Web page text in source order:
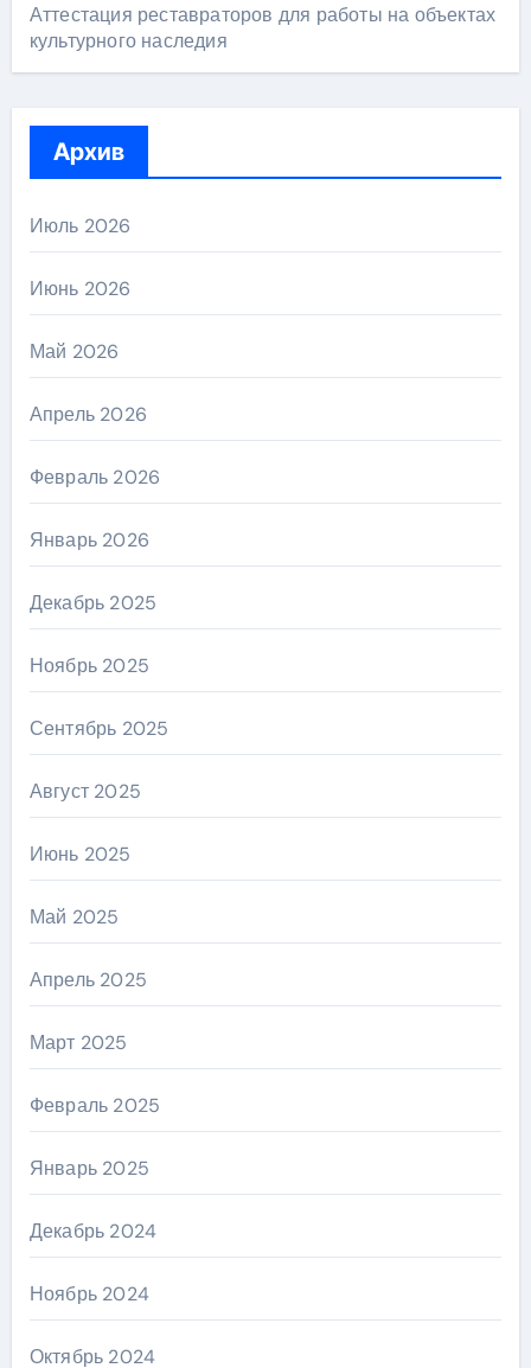
Аттестация реставраторов для работы на объектах
культурного наследия
Архив
Июль 2026
Июнь 2026
Май 2026
Апрель 2026
Февраль 2026
Январь 2026
Декабрь 2025
Ноябрь 2025
Сентябрь 2025
Август 2025
Июнь 2025
Май 2025
Апрель 2025
Март 2025
Февраль 2025
Январь 2025
Декабрь 2024
Ноябрь 2024
Октябрь 2024